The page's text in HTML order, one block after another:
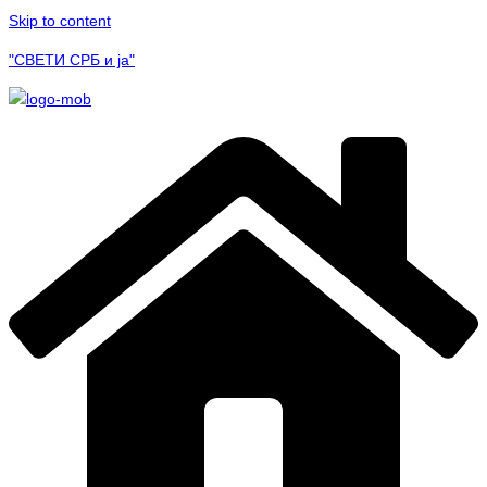
Skip to content
"СВЕТИ СРБ и ја"